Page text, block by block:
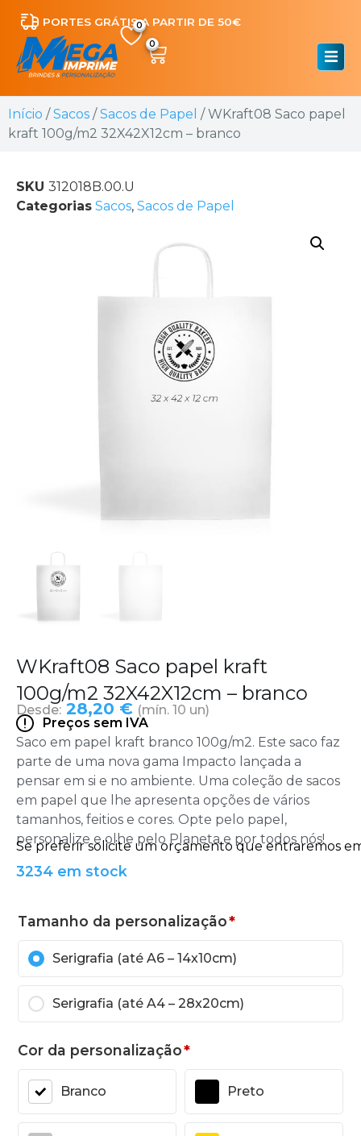
PORTES GRÁTIS A PARTIR DE 50€
0
Início /Sacos /Sacos de Papel / WKraft08 Saco papel
kraft 100g/m2 32X42X12cm – branco
SKU 312018B.00.U
Categorias Sacos, Sacos de Papel
WKraft08 Saco papel kraft
100g/m2 32X42X12cm – branco
Desde: 28,20 € (mín. 10 un)
Preços sem IVA
Saco em papel kraft branco 100g/m2. Este saco faz
parte de uma nova gama Impacto lançada a
pensar em si e no ambiente. Uma coleção de sacos
em papel que lhe apresenta opções de vários
tamanhos, feitios e cores. Opte pelo papel,
personalize e olhe pelo Planeta e por todos nós!
3234 em stock
Tamanho da personalização*
Serigrafia (até A6 – 14x10cm)
Serigrafia (até A4 – 28x20cm)
Cor da personalização*
Branco Preto